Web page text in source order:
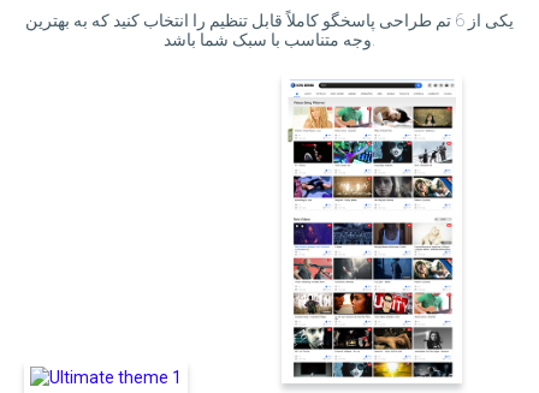
یکی از 6 تم طراحی پاسخگو کاملاً قابل تنظیم را انتخاب کنید که به بهترین